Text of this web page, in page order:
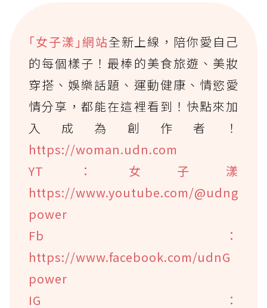
｢女子漾｣網站全新上線，陪你愛自己
的每個樣子！最棒的美食旅遊、美妝
穿搭、娛樂話題、運動健康、情慾愛
情分享，都能在這裡看到！快點來加
入成為創作者！
https://woman.udn.com
YT：女子漾
https://www.youtube.com/@udng
power
Fb：
https://www.facebook.com/udnG
power
IG：